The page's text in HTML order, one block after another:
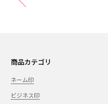
商品カテゴリ
ネーム印
ビジネス印